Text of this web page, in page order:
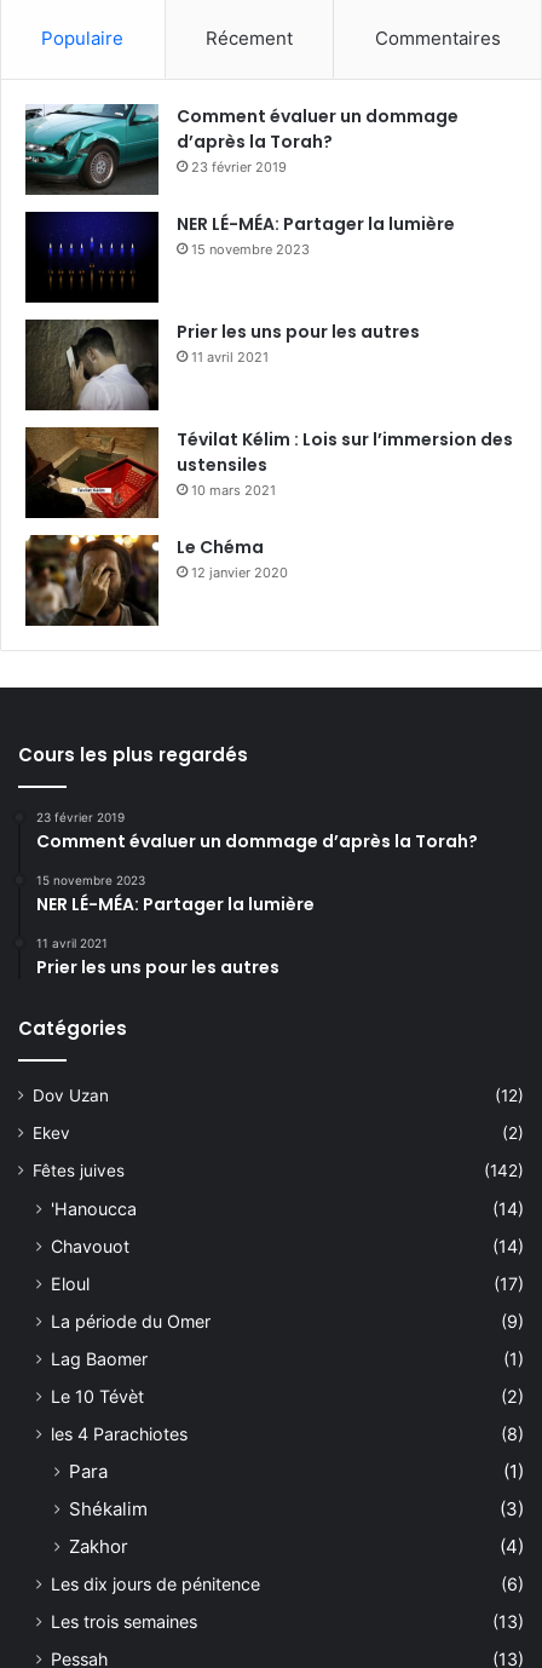
Populaire Récement Commentaires
Comment évaluer un dommage
d’après la Torah?
23 février 2019
NER LÉ-MÉA: Partager la lumière
15 novembre 2023
Prier les uns pour les autres
11 avril 2021
Tévilat Kélim : Lois sur l’immersion des
ustensiles
10 mars 2021
Le Chéma
12 janvier 2020
Cours les plus regardés
23 février 2019
Comment évaluer un dommage d’après la Torah?
15 novembre 2023
NER LÉ-MÉA: Partager la lumière
11 avril 2021
Prier les uns pour les autres
Catégories
Dov Uzan
(12)
Ekev
(2)
Fêtes juives
(142)
'Hanoucca
(14)
Chavouot
(14)
Eloul
(17)
La période du Omer
(9)
Lag Baomer
(1)
Le 10 Tévèt
(2)
les 4 Parachiotes
(8)
Para
(1)
Shékalim
(3)
Zakhor
(4)
Les dix jours de pénitence
(6)
Les trois semaines
(13)
Pessah
(13)